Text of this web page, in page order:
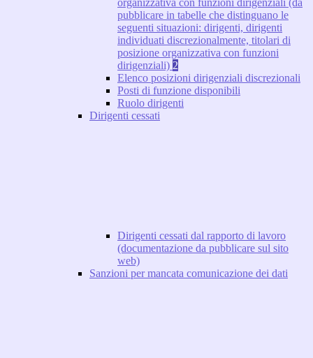
organizzativa con funzioni dirigenziali (da
pubblicare in tabelle che distinguano le
seguenti situazioni: dirigenti, dirigenti
individuati discrezionalmente, titolari di
posizione organizzativa con funzioni
dirigenziali) 2
Elenco posizioni dirigenziali discrezionali
Posti di funzione disponibili
Ruolo dirigenti
Dirigenti cessati
Dirigenti cessati dal rapporto di lavoro
(documentazione da pubblicare sul sito
web)
Sanzioni per mancata comunicazione dei dati